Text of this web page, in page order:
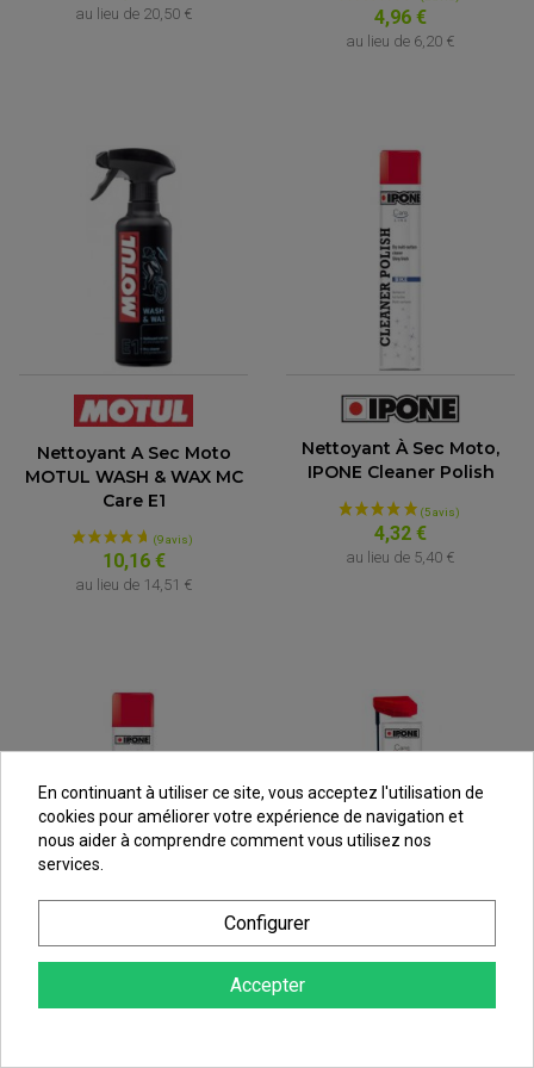
au lieu de 20,50 € 4,96 €
au lieu de 6,20 €
Nettoyant A Sec Moto
MOTUL WASH & WAX MC
Care E1
10,16 €
au lieu de 14,51 €
Nettoyant À Sec Moto,
IPONE Cleaner Polish
4,32 €
au lieu de 5,40 €
Nettoyant Carburateur
Moto, IPONE Carbu
Nettoyant Chaîne IPONE
CHAIN CLEANER,
750ml
En continuant à utiliser ce site, vous acceptez l'utilisation de
cookies pour améliorer votre expérience de navigation et
nous aider à comprendre comment vous utilisez nos
services.
Configurer
Accepter